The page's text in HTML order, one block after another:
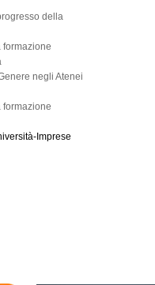
della
formazione
negli Atenei
formazione
Imprese